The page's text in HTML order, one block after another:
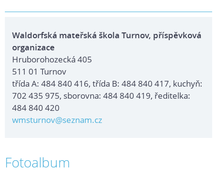
Waldorfská mateřská škola Turnov, příspěvková
organizace
Hruborohozecká 405
511 01 Turnov
třída A: 484 840 416, třída B: 484 840 417, kuchyň:
702 435 975, sborovna: 484 840 419, ředitelka:
484 840 420
wmsturnov@seznam.cz
Fotoalbum